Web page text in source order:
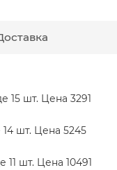
15 шт. Цена 3291
14 шт. Цена 5245
11 шт. Цена 10491